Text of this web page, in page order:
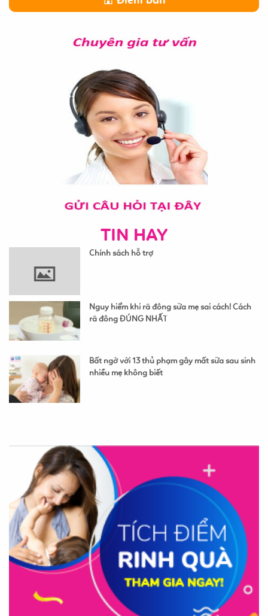
TIN HAY
Chính sách hỗ trợ
Nguy hiểm khi rã đông sữa mẹ sai cách! Cách
rã đông ĐÚNG NHẤT
Bất ngờ với 13 thủ phạm gây mất sữa sau sinh
nhiều mẹ không biết